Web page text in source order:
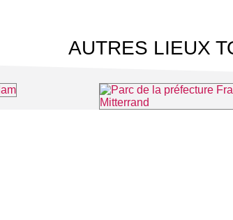
AUTRES LIEUX